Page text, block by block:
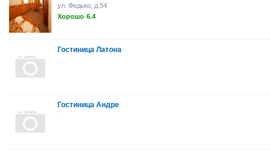
ул. Федько, д.54
Хорошо 6.4
Гостиница Латона
Гостиница Андре